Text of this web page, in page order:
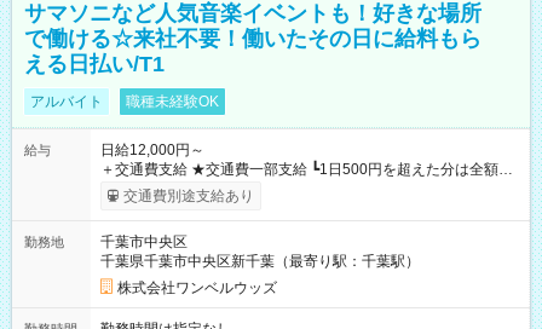
サマソニなど人気音楽イベントも！好きな場所
で働ける☆来社不要！働いたその日に給料もら
える日払い/T1
アルバイト 職種未経験OK
給与
日給12,000円～
＋交通費支給 ★交通費一部支給 ┗1日500円を超えた分は全額支
給！ ※往復500円以内の方は自己負担となります ★日払いOK！
（規定あり） ┗働いたその日に現金GET♪ お仕事後はコンビニ
なし
交通費別途支給あり
勤務地
千葉市中央区
千葉県千葉市中央区新千葉（最寄り駅：千葉駅）
株式会社ワンベルウッズ